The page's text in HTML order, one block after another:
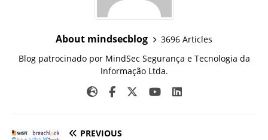
About mindsecblog
3696 Articles
Blog patrocinado por MindSec Segurança e Tecnologia da
Informação Ltda.
PREVIOUS